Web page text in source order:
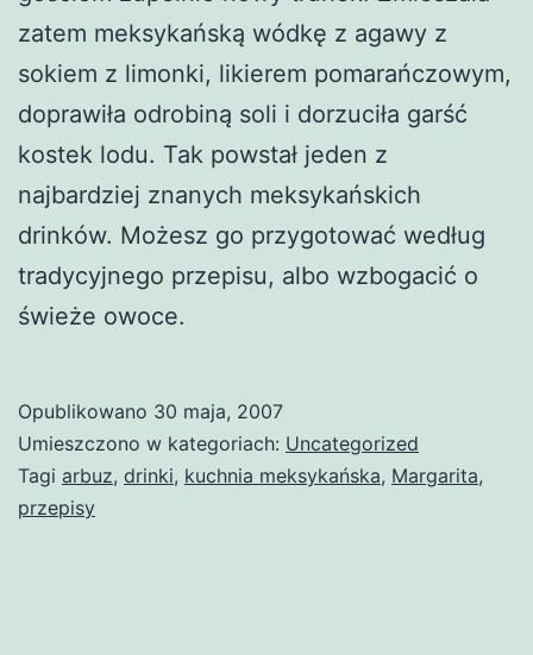
zatem meksykańską wódkę z agawy z
sokiem z limonki, likierem pomarańczowym,
doprawiła odrobiną soli i dorzuciła garść
kostek lodu. Tak powstał jeden z
najbardziej znanych meksykańskich
drinków. Możesz go przygotować według
tradycyjnego przepisu, albo wzbogacić o
świeże owoce.
Opublikowano 30 maja, 2007
Umieszczono w kategoriach: Uncategorized
Tagi arbuz, drinki, kuchnia meksykańska, Margarita,
przepisy